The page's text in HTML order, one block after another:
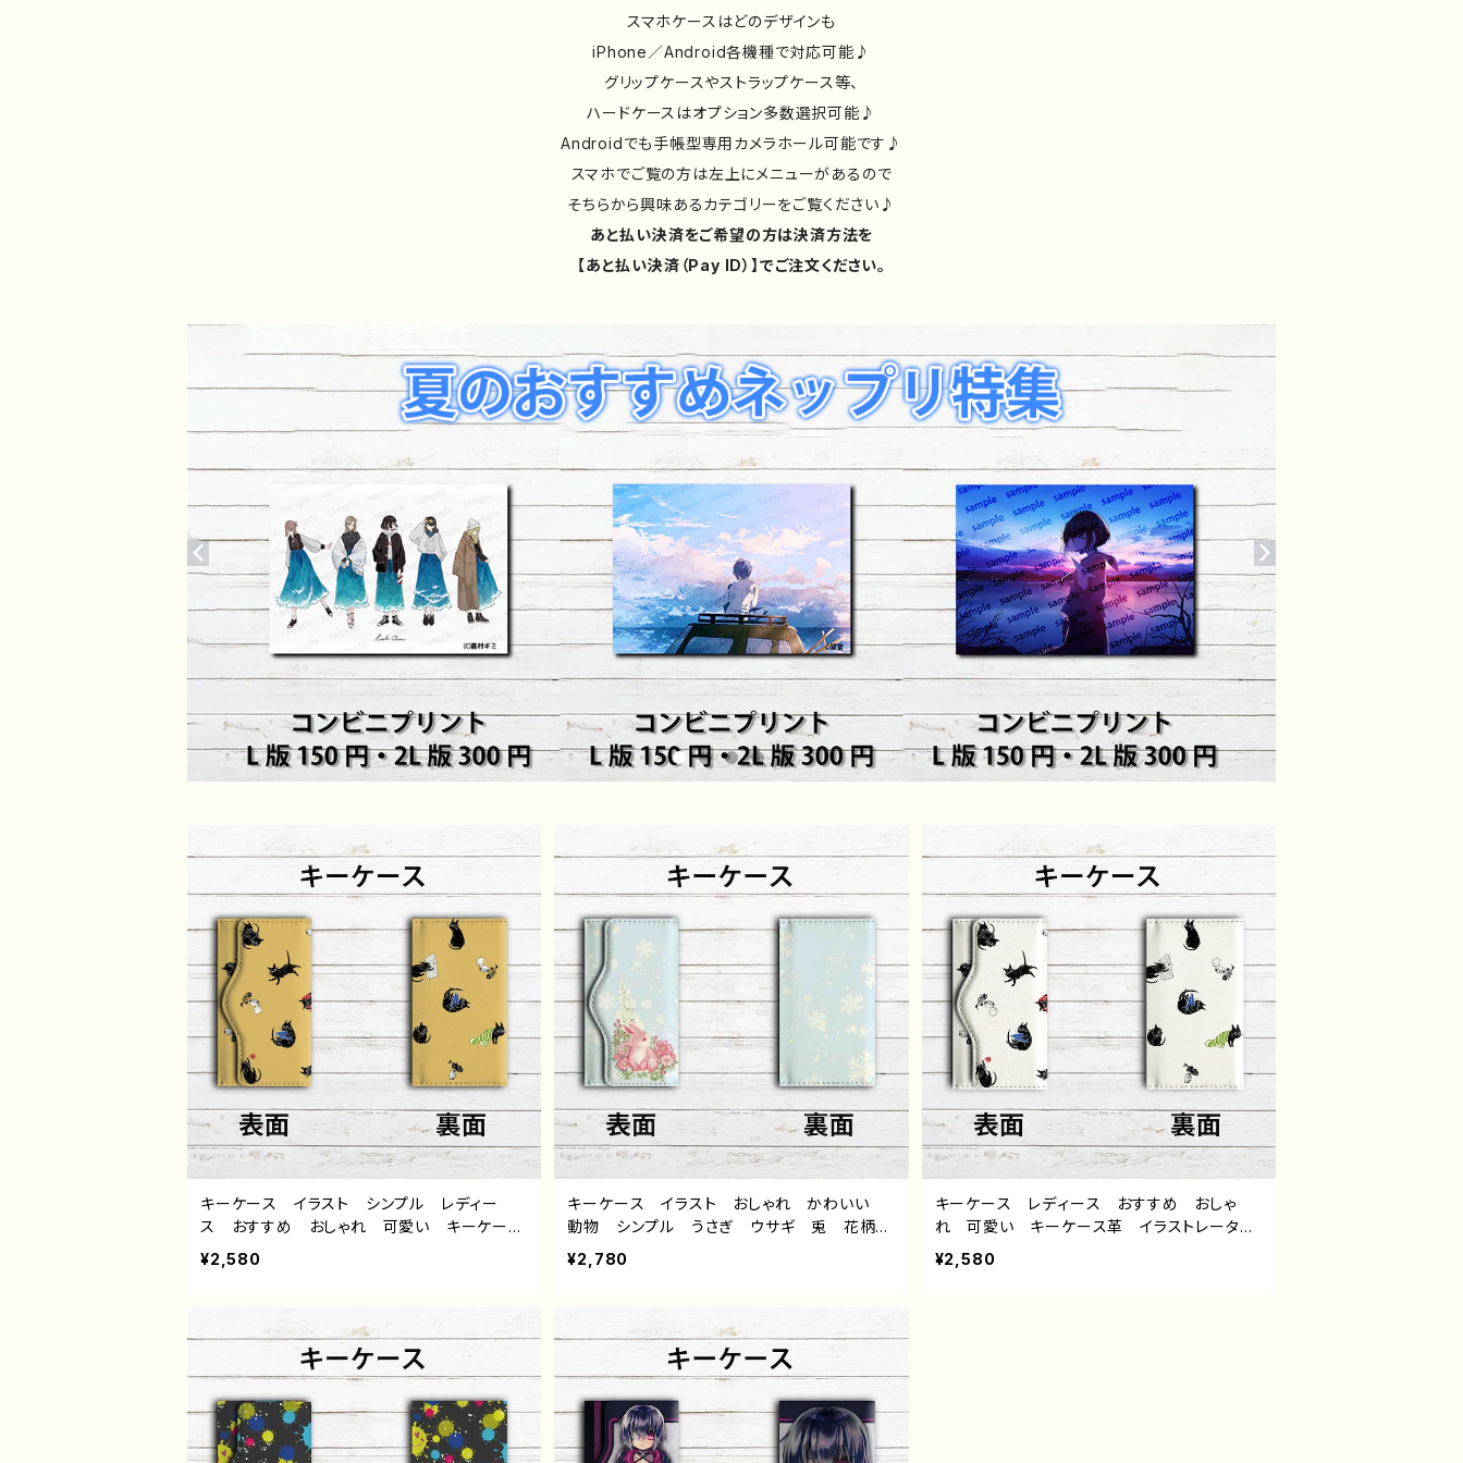
スマホケースはどのデザインも
iPhone／Android各機種で対応可能♪
グリップケースやストラップケース等、
ハードケースはオプション多数選択可能♪
Androidでも手帳型専用カメラホール可能です♪
スマホでご覧の方は左上にメニューがあるので
そちらから興味あるカテゴリーをご覧ください♪
あと払い決済をご希望の方は決済方法を
【あと払い決済（Pay ID）】でご注文ください。
キーケース イラスト シンプル レディー
ス おすすめ おしゃれ 可愛い キーケース
革 人気 イラストレーター 絵師 クリエイ
ター タイトル：くろねこ日和（黄） 作：嘉村ギ
¥2,580
キーケース イラスト おしゃれ かわいい
動物 シンプル うさぎ ウサギ 兎 花柄
綺麗 かわいい 個性的 おすすめ 人気
イラストレーター クリエイター 絵師 オリジ
Snow Rabbit 作：水無月りい
¥2,780
キーケース レディース おすすめ おしゃ
れ 可愛い キーケース革 イラストレータ
ー 絵師 タイトル：くろねこ日和（白） 作：嘉
村ギミ
¥2,580